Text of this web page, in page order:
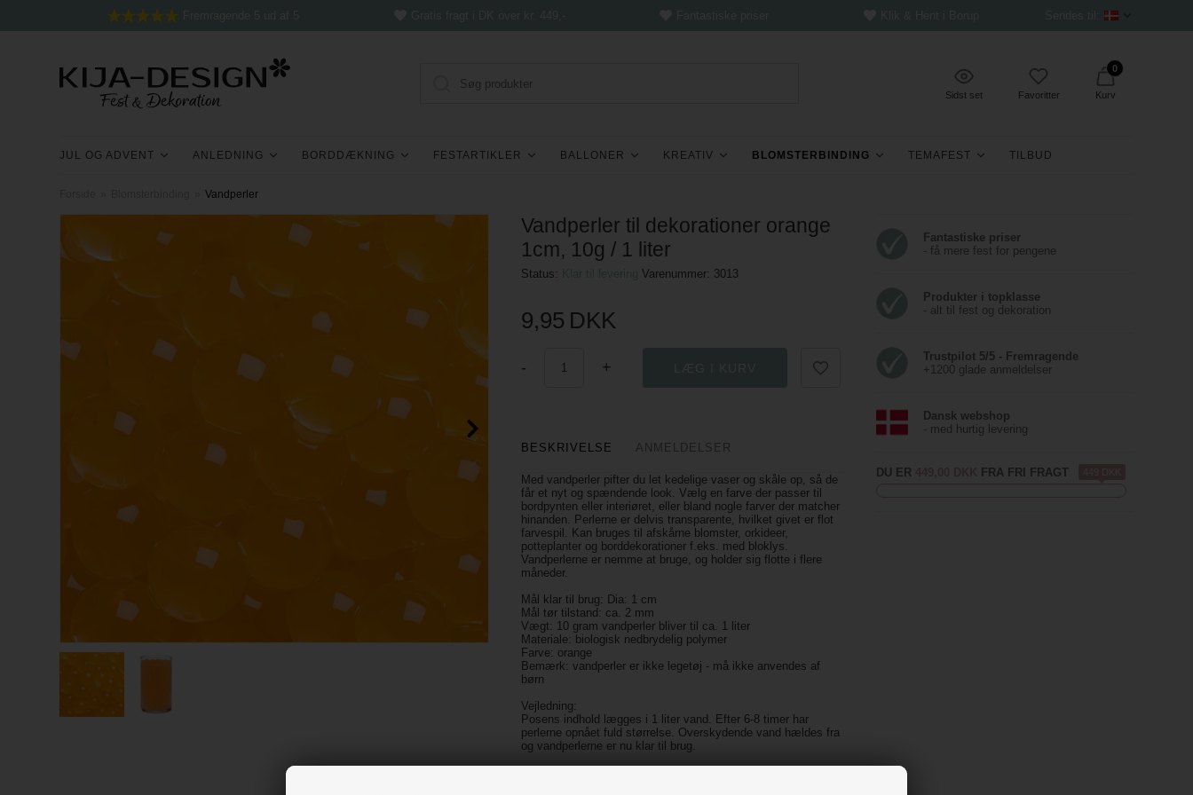
Sidst set Favoritter
0
Kurv
JUL OG ADVENT ANLEDNING BORDDÆKNING FESTARTIKLER BALLONER KREATIV BLOMSTERBINDING TEMAFEST TILBUD
Vandperler
Vandperler til dekorationer orange
1cm, 10g / 1 liter
Status: Klar til leveringVarenummer: 3013
9,95 DKK
- +
BESKRIVELSE ANMELDELSER
Med vandperler pifter du let kedelige vaser og skåle op, så de
får et nyt og spændende look. Vælg en farve der passer til
bordpynten eller interiøret, eller bland nogle farver der matcher
hinanden. Perlerne er delvis transparente, hvilket givet er flot
farvespil. Kan bruges til afskårne blomster, orkideer,
potteplanter og borddekorationer f.eks. med bloklys.
Vandperlerne er nemme at bruge, og holder sig flotte i flere
måneder.
Mål klar til brug: Dia: 1 cm
Mål tør tilstand: ca. 2 mm
Vægt: 10 gram vandperler bliver til ca. 1 liter
Materiale: biologisk nedbrydelig polymer
Farve: orange
Bemærk: vandperler er ikke legetøj - må ikke anvendes af
børn
Vejledning:
Posens indhold lægges i 1 liter vand. Efter 6-8 timer har
perlerne opnået fuld størrelse. Overskydende vand hældes fra
og vandperlerne er nu klar til brug.
Fantastiske priser
- få mere fest for pengene
Produkter i topklasse
- alt til fest og dekoration
Trustpilot 5/5 - Fremragende
+1200 glade anmeldelser
Dansk webshop
- med hurtig levering
DU ER FRA FRI FRAGT